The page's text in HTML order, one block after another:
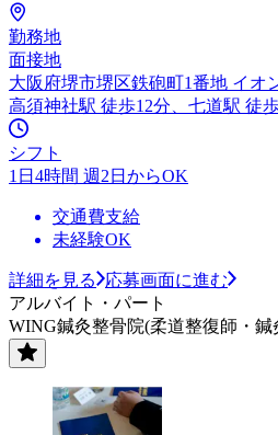
勤務地
面接地
大阪府堺市堺区鉄砲町1番地 イオ
高須神社駅 徒歩12分、七道駅 徒
シフト
1日4時間 週2日からOK
交通費支給
未経験OK
詳細を見る
応募画面に進む
アルバイト・パート
WING鍼灸整骨院(柔道整復師・鍼